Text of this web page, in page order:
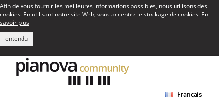
Afin de vous fournir les meilleures informations possibles, nous utilisons des
cookies. En utilisant notre site Web, vous acceptez le stockage de cookies. En
savoir plus
entendu
Français